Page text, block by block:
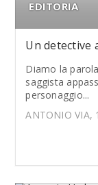
EDITORIA
Un detective
Diamo la
saggista
personaggio...
ANTONIO VIA,